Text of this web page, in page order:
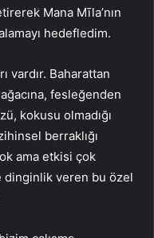
Mana Mīla’nın
hedefledim.
vardır. Baharattan
fesleğenden
kokusu olmadığı
berraklığı
ama etkisi çok
dinginlik veren bu özel